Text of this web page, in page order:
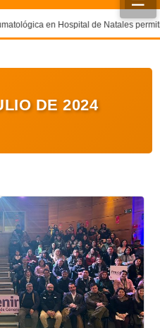
en Hospital de Natales
DE 2024